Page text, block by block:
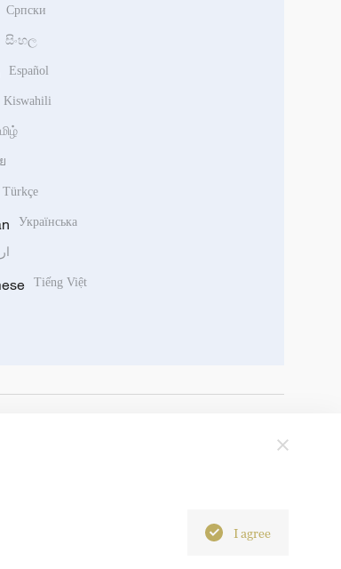
Српски
සිංහල
Español
Kiswahili
Türkçe
Українська
Tiếng Việt
I agree